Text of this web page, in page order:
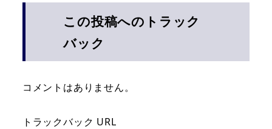
この投稿へのトラック
バック
コメントはありません。
トラックバック URL